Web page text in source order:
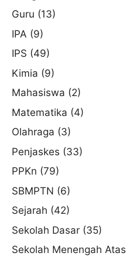
Guru (13)
IPA (9)
IPS (49)
Kimia (9)
Mahasiswa (2)
Matematika (4)
Olahraga (3)
Penjaskes (33)
PPKn (79)
SBMPTN (6)
Sejarah (42)
Sekolah Dasar (35)
Sekolah Menengah Atas